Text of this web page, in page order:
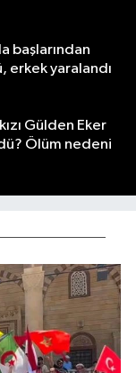
başlarından
erkek yaralandı
Gülden Eker
Ölüm nedeni